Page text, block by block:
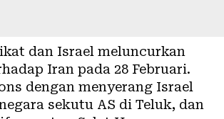
dan Israel meluncurkan
Iran pada 28 Februari.
dengan menyerang Israel
sekutu AS di Teluk, dan